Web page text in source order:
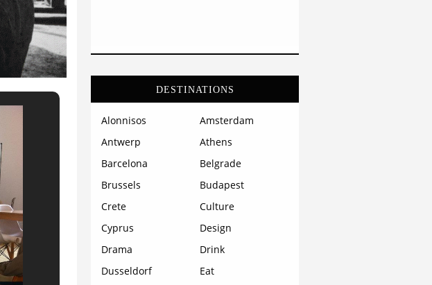
DESTINATIONS
Alonnisos
Amsterdam
Antwerp
Athens
Barcelona
Belgrade
Brussels
Budapest
Crete
Culture
Cyprus
Design
Drama
Drink
Dusseldorf
Eat